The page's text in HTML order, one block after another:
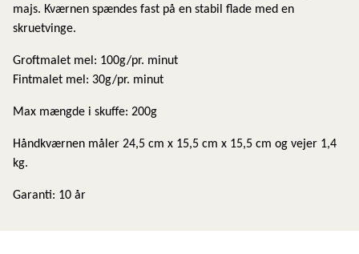
majs. Kværnen spændes fast på en stabil flade med en
skruetvinge.
Groftmalet mel: 100g/pr. minut
Fintmalet mel: 30g/pr. minut
Max mængde i skuffe: 200g
Håndkværnen måler 24,5 cm x 15,5 cm x 15,5 cm og vejer 1,4
kg.
Garanti: 10 år